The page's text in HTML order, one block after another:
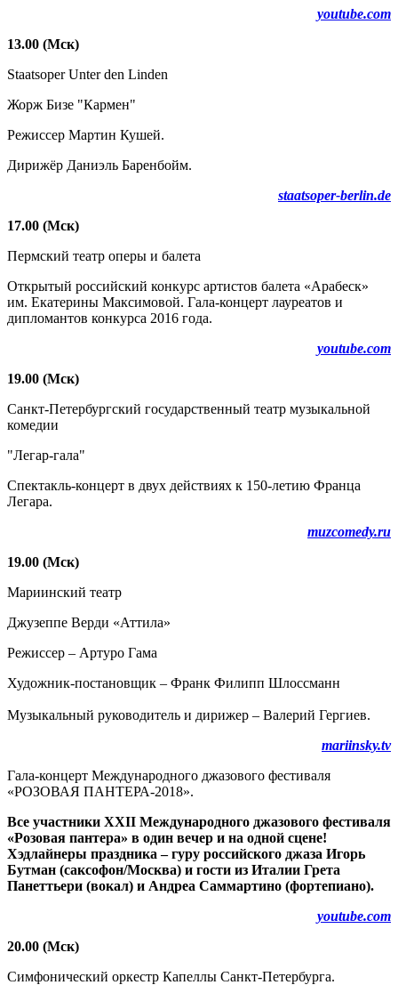
youtube.com
13.00 (Мск)
Staatsoper Unter den Linden
Жорж Бизе "Кармен"
Режиссер Мартин Кушей.
Дирижёр Даниэль Баренбойм.
staatsoper-berlin.de
17.00 (Мск)
Пермский театр оперы и балета
Открытый российский конкурс артистов балета «Арабеск»
им. Екатерины Максимовой. Гала-концерт лауреатов и
дипломантов конкурса 2016 года.
youtube.com
19.00 (Мск)
Санкт-Петербургский государственный театр музыкальной
комедии
"Легар-гала"
Спектакль-концерт в двух действиях к 150-летию Франца
Легара.
muzcomedy.ru
19.00 (Мск)
Мариинский театр
Джузеппе Верди «Аттила»
Режиссер – Артуро Гама
Художник-постановщик – Франк Филипп Шлоссманн
Музыкальный руководитель и дирижер – Валерий Гергиев.
mariinsky.tv
Гала-концерт Международного джазового фестиваля
«РОЗОВАЯ ПАНТЕРА-2018».
Все участники XXII Международного джазового фестиваля
«Розовая пантера» в один вечер и на одной сцене!
Хэдлайнеры праздника – гуру российского джаза Игорь
Бутман (саксофон/Москва) и гости из Италии Грета
Панеттьери (вокал) и Андреа Саммартино (фортепиано).
youtube.com
20.00 (Мск)
Симфонический оркестр Капеллы Санкт-Петербурга.